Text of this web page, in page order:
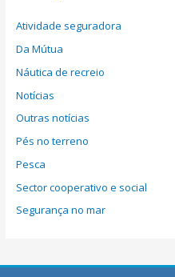
Atividade seguradora
Da Mútua
Náutica de recreio
Notícias
Outras notícias
Pés no terreno
Pesca
Sector cooperativo e social
Segurança no mar